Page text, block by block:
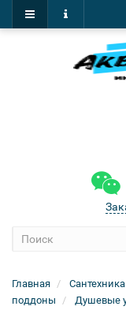
Главная Сантехника
поддоны
Душевые